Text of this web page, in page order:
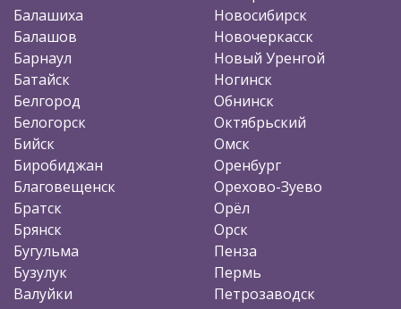
Балашиха
Балашов
Барнаул
Батайск
Белгород
Белогорск
Бийск
Биробиджан
Благовещенск
Братск
Брянск
Бугульма
Бузулук
Валуйки
Новосибирск
Новочеркасск
Новый Уренгой
Ногинск
Обнинск
Октябрьский
Омск
Оренбург
Орехово-Зуево
Орёл
Орск
Пенза
Пермь
Петрозаводск